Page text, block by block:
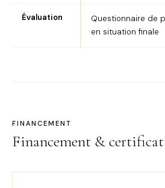
Évaluation
Questionnaire de
en situation finale
FINANCEMENT
Financement &